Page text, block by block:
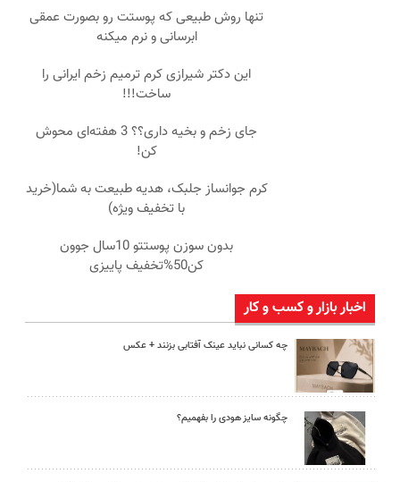
تنها روش طبیعی که پوستت رو بصورت عمقی
ابرسانی و نرم میکنه
این دکتر شیرازی کرم ترمیم زخم ایرانی را
ساخت!!!
جای زخم و بخیه داری؟؟ 3 هفته‌ای محوش
کن!
کرم جوانساز جلبک، هدیه طبیعت به شما(خرید
با تخفیف ویژه)
بدون سوزن پوستتو 10سال جوون
کن50%تخفیف پاییزی
اخبار بازار و کسب و کار
چه کسانی نباید عینک آفتابی بزنند + عکس
چگونه سایز هودی را بفهمیم؟